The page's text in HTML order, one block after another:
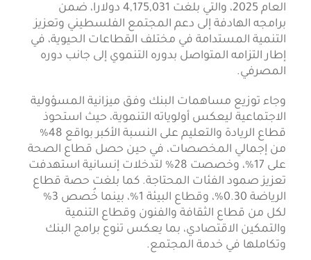
العام 2025، والتي بلغت 4,175,031 دولارا، ضمن
برامجه الهادفة إلى دعم المجتمع الفلسطيني وتعزيز
التنمية المستدامة في مختلف القطاعات الحيوية، في
إطار التزامه المتواصل بدوره التنموي إلى جانب دوره
المصرفي.
وجاء توزيع مساهمات البنك وفق ميزانية المسؤولية
الاجتماعية ليعكس أولوياته التنموية، حيث استحوذ
قطاع الريادة والتعليم على النسبة الأكبر بواقع 48%
من إجمالي المخصصات، في حين حصل قطاع الصحة
على 17%، وخصصت 28% لتدخلات إنسانية استهدفت
تعزيز صمود الفئات المحتاجة. كما بلغت حصة قطاع
الرياضة 0.30%، وقطاع البيئة 1%، بينما خُصص 3%
لكل من قطاع الثقافة والفنون وقطاع التنمية
والتمكين الاقتصادي، بما يعكس تنوع برامج البنك
وتكاملها في خدمة المجتمع.